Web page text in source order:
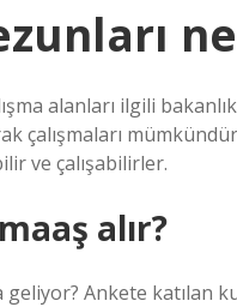
alanları ilgili
çalışmaları
ve çalışabilirler.
alır?
Ankete katılan